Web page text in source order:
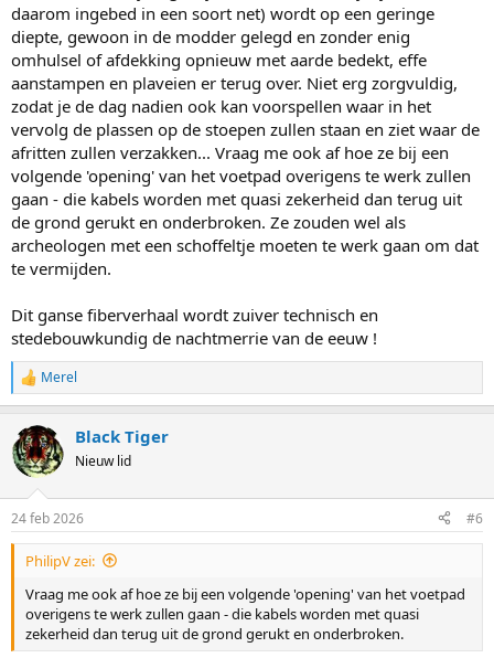
daarom ingebed in een soort net) wordt op een geringe
diepte, gewoon in de modder gelegd en zonder enig
omhulsel of afdekking opnieuw met aarde bedekt, effe
aanstampen en plaveien er terug over. Niet erg zorgvuldig,
zodat je de dag nadien ook kan voorspellen waar in het
vervolg de plassen op de stoepen zullen staan en ziet waar de
afritten zullen verzakken... Vraag me ook af hoe ze bij een
volgende 'opening' van het voetpad overigens te werk zullen
gaan - die kabels worden met quasi zekerheid dan terug uit
de grond gerukt en onderbroken. Ze zouden wel als
archeologen met een schoffeltje moeten te werk gaan om dat
te vermijden.
Dit ganse fiberverhaal wordt zuiver technisch en
stedebouwkundig de nachtmerrie van de eeuw !
W
a
r
d
e
n
g
Merel
Black Tiger
Nieuw lid
24 feb 2026 #6
PhilipV zei:
Vraag me ook af hoe ze bij een volgende 'opening' van het voetpad
overigens te werk zullen gaan - die kabels worden met quasi
zekerheid dan terug uit de grond gerukt en onderbroken.